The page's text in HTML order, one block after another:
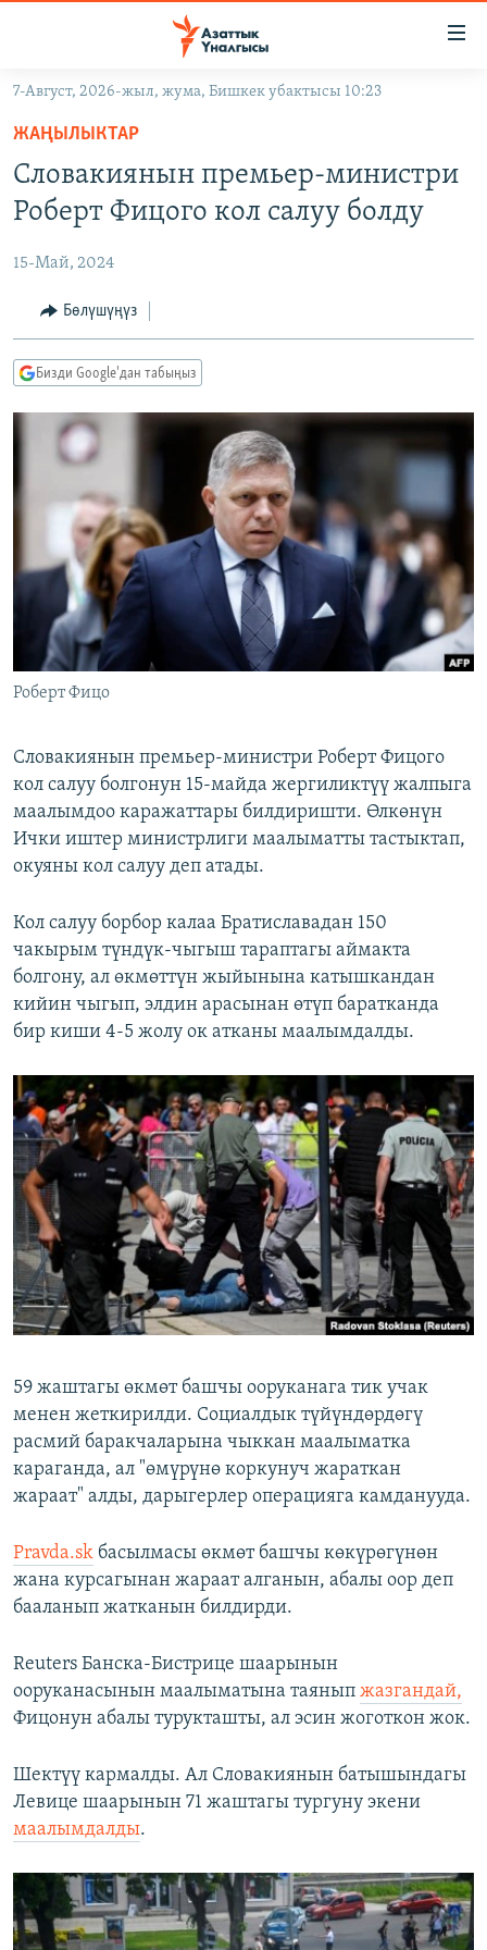
Навигацияга
өтүңүз
Издөөгө
салыңызКЫРГЫЗСТАН
ЭКОНОМИКА
МАДАНИЯТ
ДҮЙНӨ
БОРБОР АЗИЯ
УКРАИНА
АТАЙЫН ИЛИКТӨӨ
ТВ ПРОГРАММАЛАР
ЭКСПЕРТТЕР ТАЛДАЙТ
БИЗ ЖАНА ДҮЙНӨ
ДАНИСТЕ
ЭЖЕ-СИҢДИЛЕР
АЗАТТЫК+
ЫҢГАЙСЫЗ СУРООЛОР
ӨЗГӨЧӨ ПИКИР
Русский
ОНЛАЙН ШЕРИНЕ
ЭЕ/АРнун бардык сайттары
7-Август, 2026-жыл, жума, Бишкек убактысы 10:23
ЖАҢЫЛЫКТАР
Словакиянын премьер-министри
Роберт Фицого кол салуу болду
15-Май, 2024
Бөлүшүңүз
Бизди Google'дан табыңыз
Роберт Фицо
Словакиянын премьер-министри Роберт Фицого
кол салуу болгонун 15-майда жергиликтүү жалпыга
маалымдоо каражаттары билдиришти. Өлкөнүн
Ички иштер министрлиги маалыматты тастыктап,
окуяны кол салуу деп атады.
Кол салуу борбор калаа Братиславадан 150
чакырым түндүк-чыгыш тараптагы аймакта
болгону, ал өкмөттүн жыйынына катышкандан
кийин чыгып, элдин арасынан өтүп баратканда
бир киши 4-5 жолу ок атканы маалымдалды.
59 жаштагы өкмөт башчы ооруканага тик учак
менен жеткирилди. Социалдык түйүндөрдөгү
расмий баракчаларына чыккан маалыматка
караганда, ал "өмүрүнө коркунуч жараткан
жараат" алды, дарыгерлер операцияга камданууда.
Pravda.sk басылмасы өкмөт башчы көкүрөгүнөн
жана курсагынан жараат алганын, абалы оор деп
бааланып жатканын билдирди.
Reuters Банска-Бистрице шаарынын
ооруканасынын маалыматына таянып жазгандай,
Фицонун абалы турукташты, ал эсин жоготкон жок.
Шектүү кармалды. Ал Словакиянын батышындагы
Левице шаарынын 71 жаштагы тургуну экени
маалымдалды.